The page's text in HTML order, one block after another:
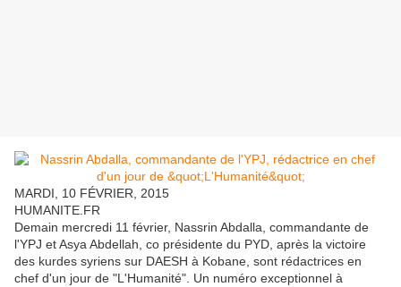
MARDI, 10 FÉVRIER, 2015
HUMANITE.FR
Demain mercredi 11 février, Nassrin Abdalla, commandante de
l'YPJ et Asya Abdellah, co présidente du PYD, après la victoire
des kurdes syriens sur DAESH à Kobane, sont rédactrices en
chef d'un jour de "L'Humanité". Un numéro exceptionnel à